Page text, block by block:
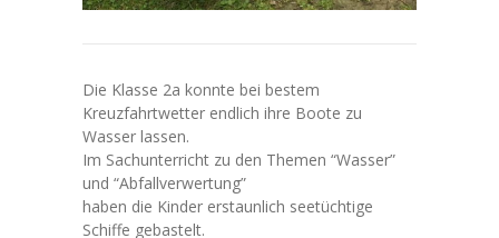
---- Schulsozialarbeit
---- Mitarbeitende
-- Unterrichtsorganisation
Die Klasse 2a konnte bei bestem
Kreuzfahrtwetter endlich ihre Boote zu
Wasser lassen.
Im Sachunterricht zu den Themen “Wasser”
und “Abfallverwertung”
haben die Kinder erstaunlich seetüchtige
Schiffe gebastelt.